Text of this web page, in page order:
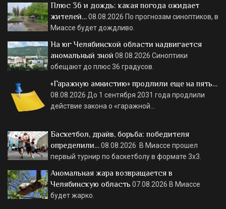
Плюс 36 и дождь: какая погода ожидает
жителей…08.08.2026 По прогнозам синоптиков, в
Миассе будет дождливо.
На юг Челябинской области надвигается
аномальный зной 08.08.2026 Синоптики
обещают до плюс 36 градусов.
«Гаражную амнистию» продлили еще на пять…
08.08.2026 До 1 сентября 2031 года продлили
действие закона о «гаражной…
Баскетбол, драйв, борьба: победителя
определили…08.08.2026 В Миассе прошел
первый турнир по баскетболу в формате 3х3.
Аномальная жара возвращается в
Челябинскую область 07.08.2026 В Миассе
будет жарко.